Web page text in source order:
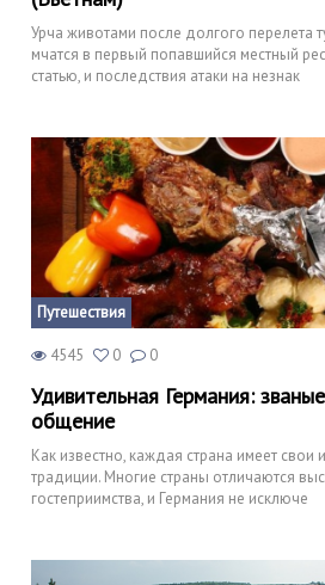
Урча животами после долгого перелета
мчатся в первый попавшийся местный
статью, и последствия атаки на незнак
Путешествия
4545 0 0
Удивительная Германия:
общение
Как известно, каждая страна имеет свои
традиции. Многие страны отличаются
гостеприимства, и Германия не исключе